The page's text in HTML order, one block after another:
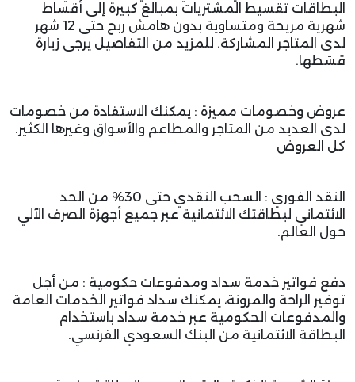
البطاقات تقسيط المشتريات بمبالغ كبيرة إلى أقساط
شهرية مريحة ومتساوية بدون هامش ربح حتى 12 شهر
لدى المتاجر المشاركة. للمزيد من التفاصيل يرجى زيارة
قسَطها.
عروض وخصومات مميزة : يمكنك الاستفادة من خصومات
لدى العديد من المتاجر والمطاعم والأسواق وغيرها الكثير.
كل العروض
النقد الفوري : السحب النقدي حتى 30% من الحد
الائتماني لبطاقتك الائتمانية عبر جميع أجهزة الصرف الآلي
حول العالم.
دفع فواتير خدمة سداد ومدفوعات حكومية : من أجل
توفير الراحة والمرونة، يمكنك سداد فواتير الخدمات العامة
والمدفوعات الحكومية عبر خدمة سداد باستخدام
البطاقة الائتمانية من البنك السعودي الفرنسي.